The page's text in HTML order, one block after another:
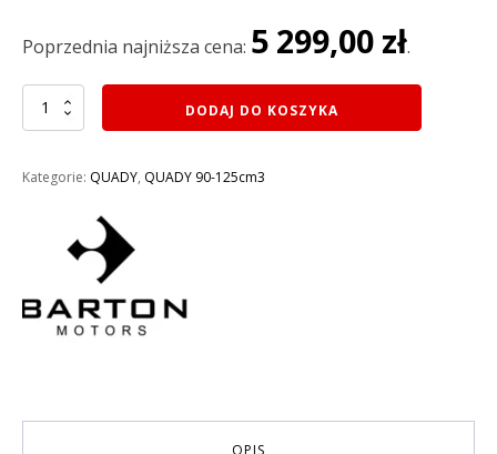
5
5
Poprzednia najniższa cena: 5 299,00 zł.
ilość
QUAD
RAPTOR
WSTECZNY)
rozruch
NIEBIESKI
DODAJ DO KOSZYKA
Kategorie: QUADY, QUADY 90-125cm3
OPIS